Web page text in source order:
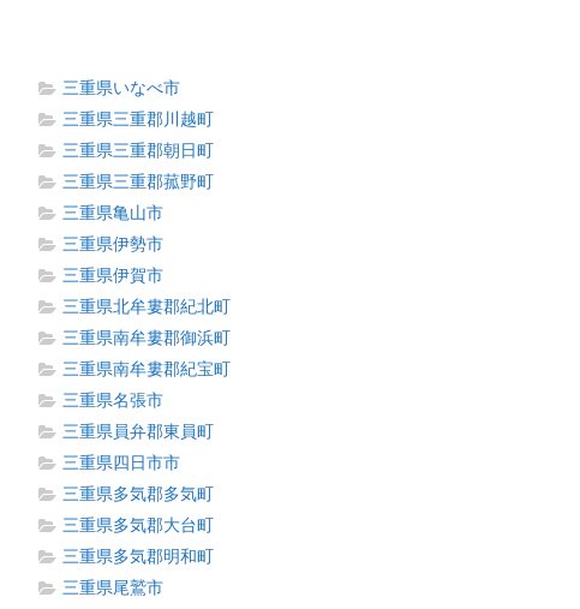
三重県いなべ市
三重県三重郡川越町
三重県三重郡朝日町
三重県三重郡菰野町
三重県亀山市
三重県伊勢市
三重県伊賀市
三重県北牟婁郡紀北町
三重県南牟婁郡御浜町
三重県南牟婁郡紀宝町
三重県名張市
三重県員弁郡東員町
三重県四日市市
三重県多気郡多気町
三重県多気郡大台町
三重県多気郡明和町
三重県尾鷲市